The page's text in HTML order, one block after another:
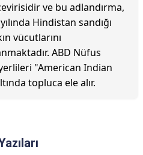
ve bu adlandırma,
Hindistan sandığı
vücutlarını
ABD Nüfus
"American Indian
topluca ele alır.